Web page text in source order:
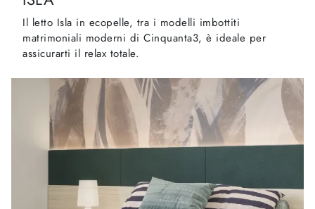
Il letto Isla in ecopelle, tra i modelli imbottiti
matrimoniali moderni di Cinquanta3, è ideale per
assicurarti il relax totale.